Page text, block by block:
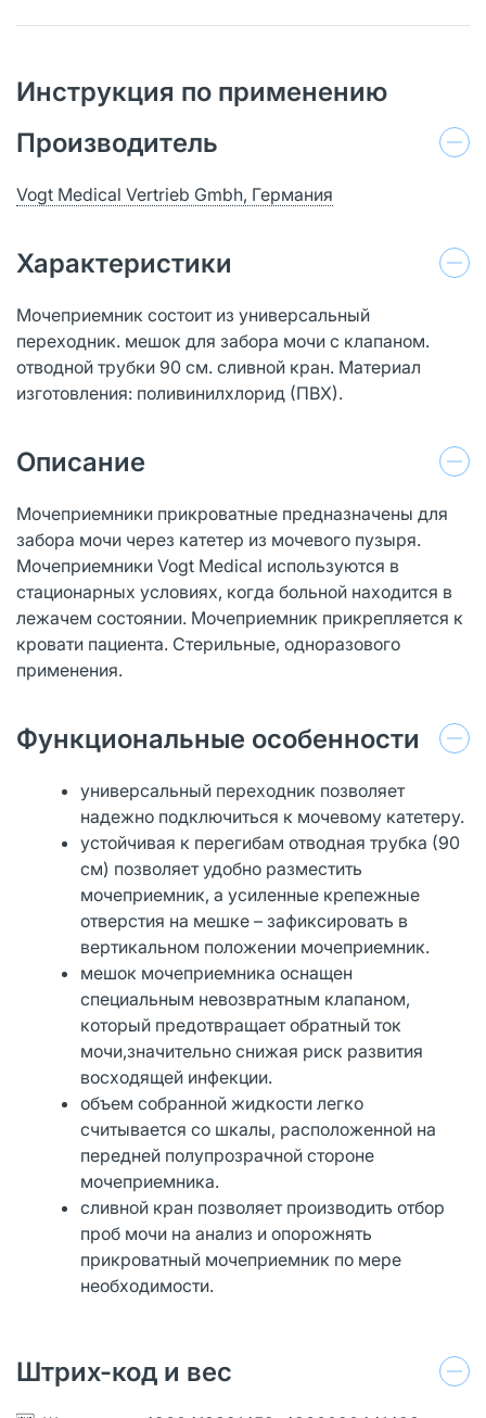
Инструкция по применению
Производитель
Vogt Medical Vertrieb Gmbh, Германия
Характеристики
Мочеприемник состоит из универсальный
переходник. мешок для забора мочи с клапаном.
отводной трубки 90 см. сливной кран. Материал
изготовления: поливинилхлорид (ПВХ).
Описание
Мочеприемники прикроватные предназначены для
забора мочи через катетер из мочевого пузыря.
Мочеприемники Vogt Medical используются в
стационарных условиях, когда больной находится в
лежачем состоянии. Мочеприемник прикрепляется к
кровати пациента. Стерильные, одноразового
применения.
Функциональные особенности
универсальный переходник позволяет
надежно подключиться к мочевому катетеру.
устойчивая к перегибам отводная трубка (90
см) позволяет удобно разместить
мочеприемник, а усиленные крепежные
отверстия на мешке – зафиксировать в
вертикальном положении мочеприемник.
мешок мочеприемника оснащен
специальным невозвратным клапаном,
который предотвращает обратный ток
мочи,значительно снижая риск развития
восходящей инфекции.
объем собранной жидкости легко
считывается со шкалы, расположенной на
передней полупрозрачной стороне
мочеприемника.
сливной кран позволяет производить отбор
проб мочи на анализ и опорожнять
прикроватный мочеприемник по мере
необходимости.
Штрих-код и вес